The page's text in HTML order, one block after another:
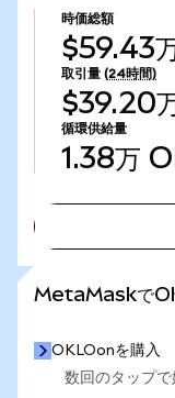
時価総額
$59.43
取引量 (24時間)
$39.20
循環供給量
1.38万
MetaMaskで
OKLOonを購入
数回のタップで